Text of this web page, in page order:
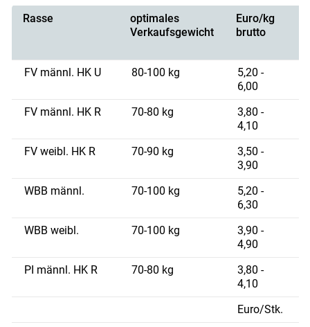
Rasse
optimales
Verkaufsgewicht
Euro/kg
brutto
FV männl. HK U
80-100 kg
5,20 -
6,00
FV männl. HK R 70-80 kg
3,80 -
4,10
FV weibl. HK R 70-90 kg
3,50 -
3,90
WBB männl. 70-100 kg
5,20 -
6,30
WBB weibl. 70-100 kg
3,90 -
4,90
PI männl. HK R 70-80 kg
3,80 -
4,10
Euro/Stk.